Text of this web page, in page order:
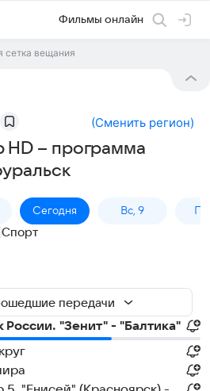
Фильмы онлайн
сетка вещания
(Сменить регион)
– программа
Сегодня Вс, 9
Спорт
передачи
России. "Зенит" - "Балтика"